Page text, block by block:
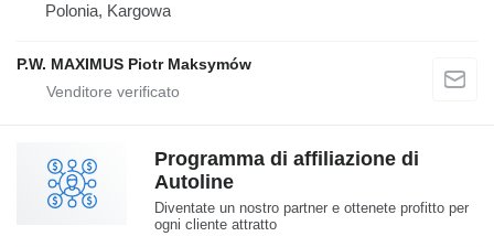
Polonia, Kargowa
P.W. MAXIMUS Piotr Maksymów
Programma di affiliazione di
Autoline
Diventate un nostro partner e ottenete profitto per
ogni cliente attratto